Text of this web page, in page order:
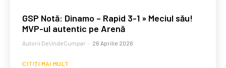
GSP Notă: Dinamo – Rapid 3-1 » Meciul său!
MVP-ul autentic pe Arenă
Autorii DeUndeCumpar - 26 Aprilie 2026
CITIȚI MAI MULT